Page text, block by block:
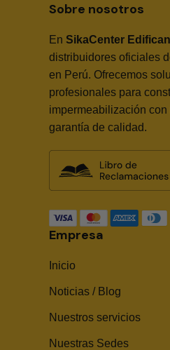
Sobre nosotros
En SikaCenter
distribuidores oficiales
en Perú. Ofrecemos
profesionales para
impermeabilización
garantía de calidad.
Empresa
Inicio
Noticias / Blog
Nuestros servicios
Nuestras Sedes